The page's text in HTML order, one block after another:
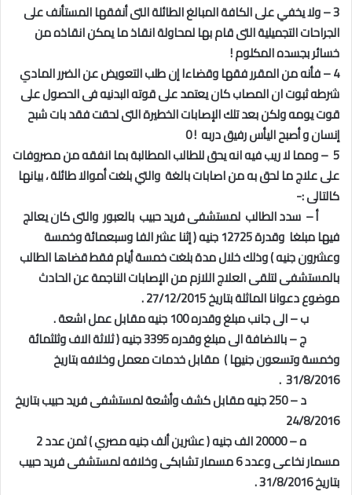
3 – ولا يخفي على الكافة المبالغ الطائلة التى أنفقها المستأنف على
الجراحات التجميلية التى قام بها لمحاولة انقاذ ما يمكن انقاذه من
خسائر بجسده المكلوم !
4 – فأنه من المقرر فقها وقضاءا إن طلب التعويض عن الضرر المادي
شرطه ثبوت ان المصاب كان يعتمد على قوته البدنيه فى الحصول على
قوت يومه ولكن بعد تلك الإصابات الخطيرة التى لحقت فقد بات شبح
إنسان و أصبح اليأس رفيق دربه ! 0
5 – ومما لا ريب فيه انه يحق للطالب المطالبة بما انفقه من مصروفات
على علاج ما لحق به من اصابات بالغة والتي بلغت أموالا طائلة ، بيانها
كالتالى :-
أ – سدد الطالب لمستشفى فريد حبيب بالعبور والتى كان يعالج
فيها مبلغا وقدرة 12725 جنيه ( إثنا عشر الفا وسبعمائة وخمسة
وعشرون جنيه ) وذلك خلال مدة بلغت خمسة أيام فقط قضاها الطالب
بالمستشفى لتلقى العلاج اللازم من الإصابات الناجمة عن الحادث
موضوع دعوانا الماثلة بتاريخ 27/12/2015 .
ب – الى جانب مبلغ وقدره 100 جنيه مقابل عمل اشعة .
ج – بالاضافة الى مبلغ وقدره 3395 جنيه ( ثلاثة الاف وثلثمائة
وخمسة وتسعون جنيها ) مقابل خدمات معمل وخلافه بتاريخ
31/8/2016 .
د – 250 جنيه مقابل كشف وأشعة لمستشفى فريد حبيب بتاريخ
24/8/2016
ه – 20000 الف جنيه ( عشرين ألف جنيه مصري ) ثمن عدد 2
مسمار نخاعى وعدد 6 مسمار تشابكى وخلافه لمستشفى فريد حبيب
بتاريخ 31/8/2016 .